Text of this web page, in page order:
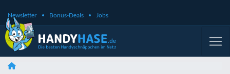
Newsletter Bonus-Deals Jobs